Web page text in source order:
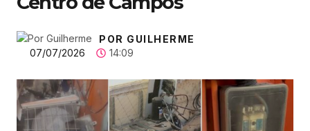
POR GUILHERME
07/07/2026
14:09